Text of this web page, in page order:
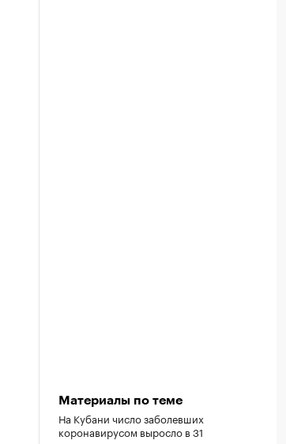
Материалы по теме
На Кубани число заболевших
коронавирусом выросло в 31